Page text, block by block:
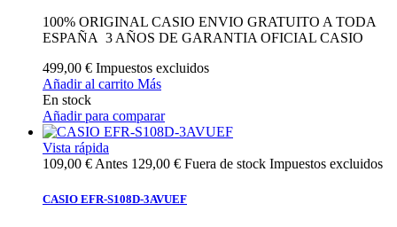
100% ORIGINAL CASIO ENVIO GRATUITO A TODA
ESPAÑA 3 AÑOS DE GARANTIA OFICIAL CASIO
499,00 € Impuestos excluidos
Añadir al carrito Más
En stock
Añadir para comparar
Vista rápida
109,00 € Antes 129,00 € Fuera de stock Impuestos excluidos
CASIO EFR-S108D-3AVUEF